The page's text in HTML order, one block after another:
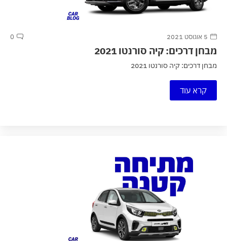
5 אוגוסט 2021 0
מבחן דרכים: קיה סורנטו 2021
מבחן דרכים: קיה סורנטו 2021
קרא עוד